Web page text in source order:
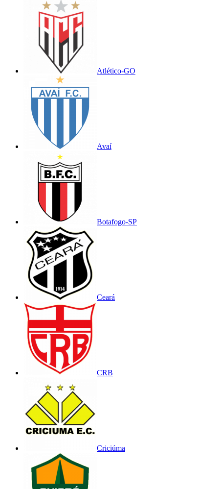
Atlético-GO
Avaí
Botafogo-SP
Ceará
CRB
Criciúma